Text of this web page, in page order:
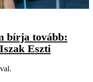
bírja tovább:
Eszti